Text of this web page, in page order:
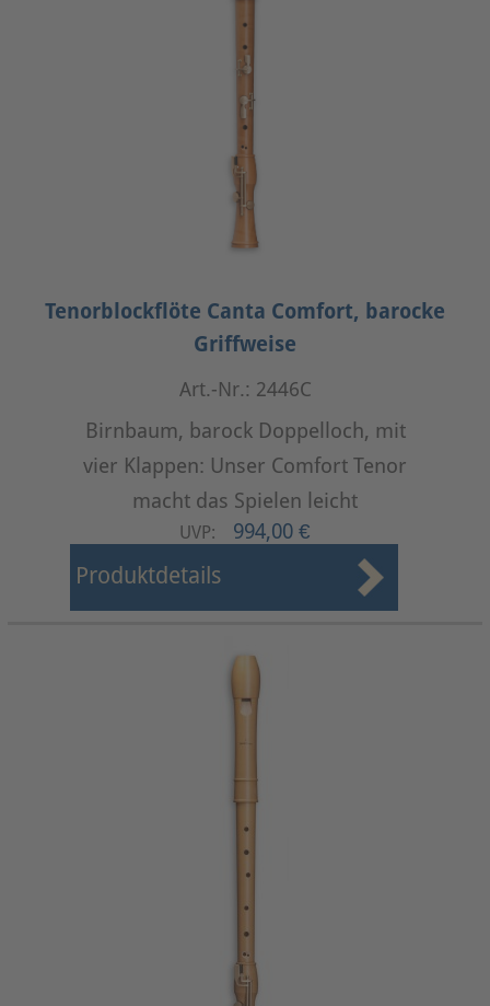
Tenorblockflöte Canta Comfort, barocke
Griffweise
Art.-Nr.: 2446C
Birnbaum, barock Doppelloch, mit
vier Klappen: Unser Comfort Tenor
macht das Spielen leicht
UVP: 994,00 €
Produktdetails